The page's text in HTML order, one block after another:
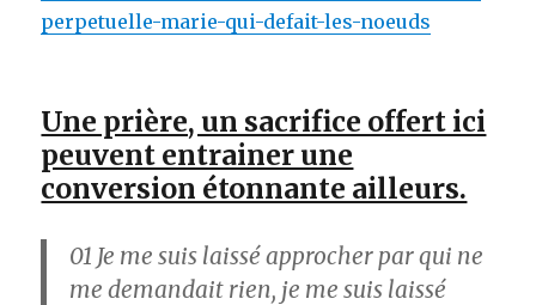
perpetuelle-marie-qui-defait-les-noeuds
Une prière, un sacrifice offert ici
peuvent entrainer une
conversion étonnante ailleurs.
01 Je me suis laissé approcher par qui ne
me demandait rien, je me suis laissé